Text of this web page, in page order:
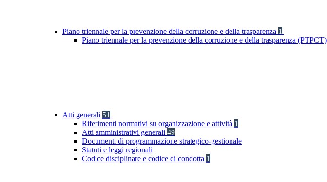
Piano triennale per la prevenzione della corruzione e della trasparenza 1
Piano triennale per la prevenzione della corruzione e della trasparenza (PTPCT)
Atti generali 51
Riferimenti normativi su organizzazione e attività 1
Atti amministrativi generali 49
Documenti di programmazione strategico-gestionale
Statuti e leggi regionali
Codice disciplinare e codice di condotta 1